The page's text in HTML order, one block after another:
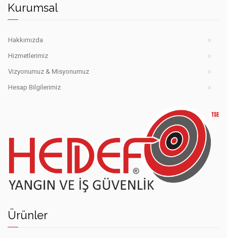
Kurumsal
Hakkımızda
Hizmetlerimiz
Vizyonumuz & Misyonumuz
Hesap Bilgilerimiz
yangın
söndürme
cihazları
Ürünler